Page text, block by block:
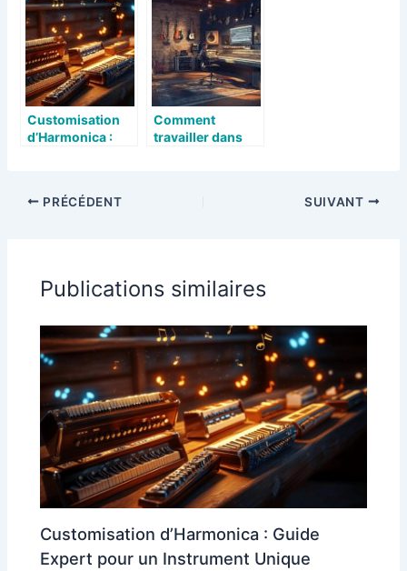
Customisation
d’Harmonica :
Unique
Comment
travailler dans
PRÉCÉDENT SUIVANT
Publications similaires
Customisation d’Harmonica : Guide
Expert pour un Instrument Unique